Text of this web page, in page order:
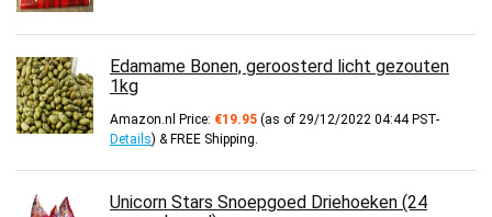
Edamame Bonen, geroosterd licht gezouten
1kg
Amazon.nl Price: €19.95 (as of 29/12/2022 04:44 PST-
Details) & FREE Shipping.
Unicorn Stars Snoepgoed Driehoeken (24